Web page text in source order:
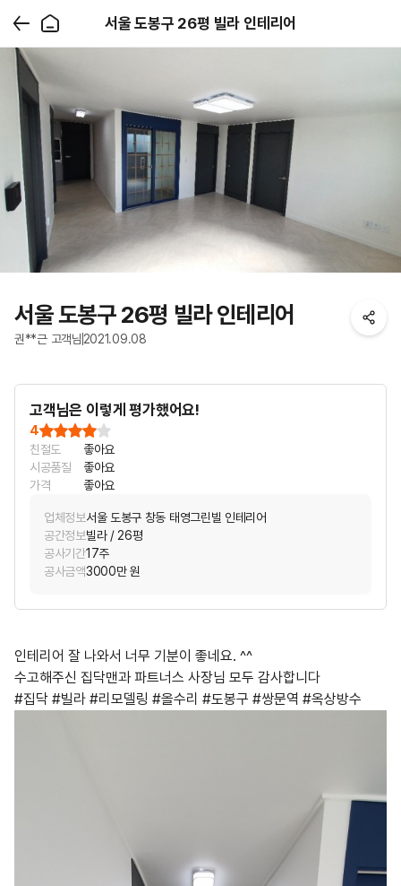
서울 도봉구 26평 빌라 인테리어
서울 도봉구 26평 빌라 인테리어
권**근 고객님 2021.09.08
고객님은 이렇게 평가했어요!
4
친절도
좋아요
시공품질
좋아요
가격
좋아요
업체정보서울 도봉구 창동 태영그린빌 인테리어
공간정보빌라 / 26평
공사기간17주
공사금액3000만 원
인테리어 잘 나와서 너무 기분이 좋네요. ^^
수고해주신 집닥맨과 파트너스 사장님 모두 감사합니다
#집닥 #빌라 #리모델링 #올수리 #도봉구 #쌍문역 #옥상방수